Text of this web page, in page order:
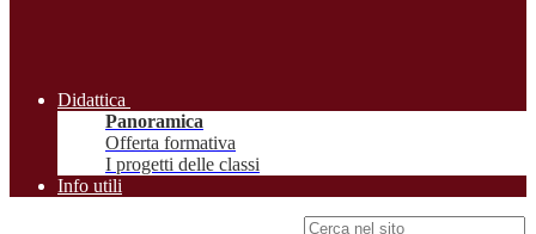
Didattica
Panoramica
Offerta formativa
I progetti delle classi
Info utili